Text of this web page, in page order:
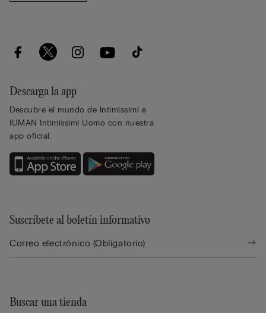
Descarga la app
Descubre el mundo de Intimissimi e
IUMAN Intimissimi Uomo con nuestra
app oficial.
Suscríbete al boletín informativo
Buscar una tienda